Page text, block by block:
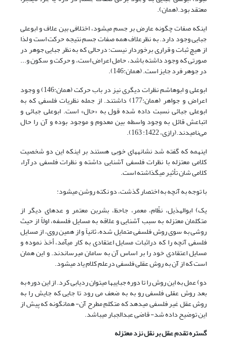
معتقد بود.(همان).
اینکه صفات چگونه عارض بر جسم می­شود، اختلافی بین علاف و ابوعلی
جبایی وجود دارد. به نظرعلاف همه صفات جسم نتیجه حرکت است و لذا
از هیچ ثبات و قراری برخوردار نیست؛ درحالی­ که به نظر جبایی جوهر در
صورتی­ که وجود داشته باشد، حامل اعراض است، و حرکت و سکون و...
در جوهر فرد جایز است. (همان:146).
ابو‌علی و ابو‌هاشم نظرات دیگری نیز در باب حرکت (همان:146) و وجود
اعراض و جواهر (همان:177) داشتند. از جمله نظریات فلسفی که به
ابوعلی جبائی نسبت داده شده قول به «حال» است. ابو‌علی جبائی و
اتباعش قائل به وجود واسطه بین معدوم و موجود بوده و آن را حال
می‌نامیدند.(رازی، 1422: 163).
این­همه که گفته شد نشانه­های خوبی هستند بر اینکه این دو شخصیت
کلامی معتزله با نظرات فلسفی آشنایی داشته و نظرات فلسفی درآراء
کلامی شان تأثیر می‏گذاشته است.
با توجه به آنچه به اختصار گذشت، دو نکته روشن می­شود:
یک) ابوالهذیل، نظّام، معمر، جاحظ، بشربن معتمر و عده­ای دیگر از
متکلمان معتزله به سبب آشنایی و علاقه به مسایل فلسفه، اولاً از حیث
روشی به سوی روش فلسفی متمایل شده، ثانیاً و از همین روی، از مسایل
فلسفی آنچه را که دراثبات مسایل اعتقادی به کار می­آمد، أخذ نموده و
مسایل اعتقادی خود را بر اساس آن به سامان می­رساندند. و این همان
است که از آن به روش عقلی فلسفی درعلم کلام یاد می­شود.
دو) عمل به این روش را تا دوره جبایی­ها می­توان ردیابی کرد. از این دوره به
بعد روش عقلی فلسفی رو به به ضعف می رود تا جایی که جایش را به
روش عقل غیر فلسفی می­دهد که متکلمِ مطرح آن- همان­گونه که پیش از
این توضیح داده شد- قاضی عبدالجبار می­باشد.
گستره تقدم عقل بر نقلنزد معتزله